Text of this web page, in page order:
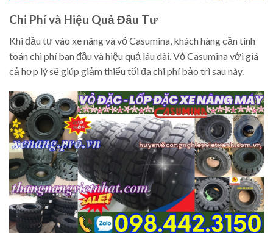
Chi Phí và Hiệu Quả Đầu Tư
Khi đầu tư vào xe nâng và vỏ Casumina, khách hàng cần tính
toán chi phí ban đầu và hiệu quả lâu dài. Vỏ Casumina với giá
cả hợp lý sẽ giúp giảm thiểu tối đa chi phí bảo trì sau này.